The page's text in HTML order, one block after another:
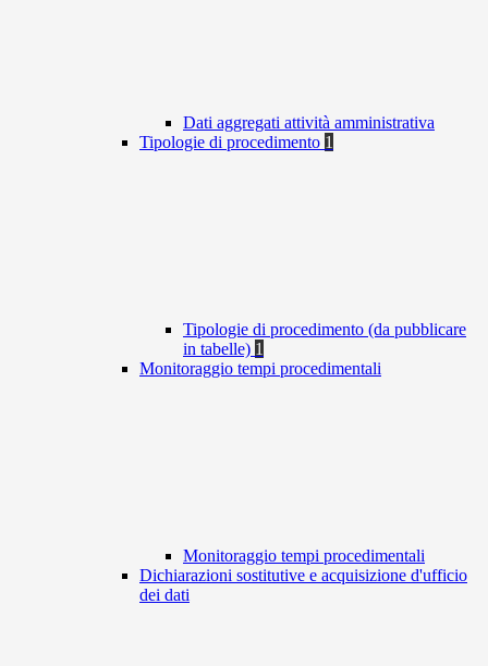
Dati aggregati attività amministrativa
Tipologie di procedimento 1
Tipologie di procedimento (da pubblicare
in tabelle) 1
Monitoraggio tempi procedimentali
Monitoraggio tempi procedimentali
Dichiarazioni sostitutive e acquisizione d'ufficio
dei dati